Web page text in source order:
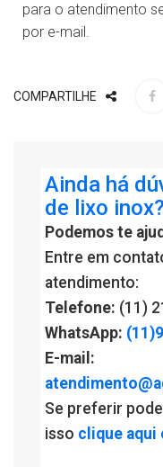
para o atendimento
por e-mail.
COMPARTILHE
Ainda há
de lixo inox?
Podemos te
Entre em
atendimento:
Telefone: (11)
WhatsApp:
E-mail:
Se preferir
isso clique aqui